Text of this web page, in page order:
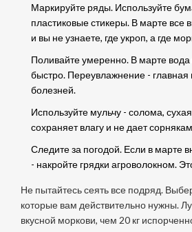
Маркируйте ряды. Используйте
пластиковые стикеры. В марте все
и вы не узнаете, где укроп, а где
Поливайте умеренно. В марте вода
быстро. Переувлажнение - главная
болезней.
Используйте мульчу - солома,
сохраняет влагу и не дает
Следите за погодой. Если в марте
- накройте грядки агроволокном.
Не пытайтесь сеять все подряд.
которые вам действительно нужны.
вкусной моркови, чем 20 кг